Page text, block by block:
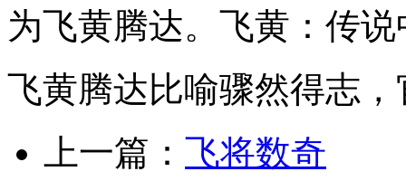
为飞黄腾达。飞黄：传
飞黄腾达比喻骤然得志
上一篇： 飞将数奇